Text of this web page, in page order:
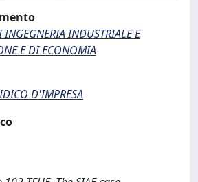
INDUSTRIALE E
E DI ECONOMIA
D'IMPRESA